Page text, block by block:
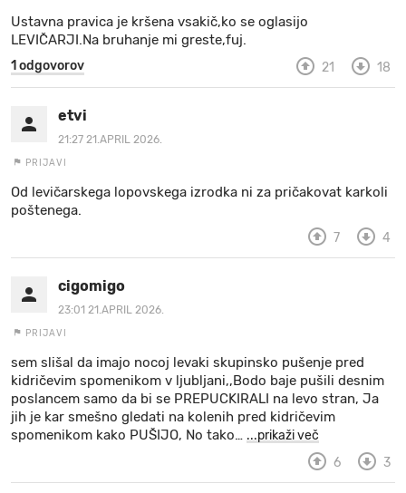
Ustavna pravica je kršena vsakič,ko se oglasijo
LEVIČARJI.Na bruhanje mi greste,fuj.
1 odgovorov 21 18
etvi
21:27 21.APRIL 2026.
PRIJAVI
Od levičarskega lopovskega izrodka ni za pričakovat karkoli
poštenega.
7 4
cigomigo
23:01 21.APRIL 2026.
PRIJAVI
sem slišal da imajo nocoj levaki skupinsko pušenje pred
kidričevim spomenikom v ljubljani,,Bodo baje pušili desnim
poslancem samo da bi se PREPUCKIRALI na levo stran, Ja
jih je kar smešno gledati na kolenih pred kidričevim
spomenikom kako PUŠIJO, No tako… ...prikaži več
6
3